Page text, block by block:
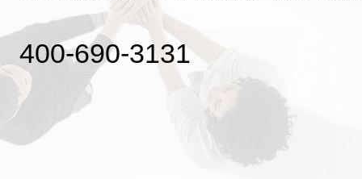
400-690-3131